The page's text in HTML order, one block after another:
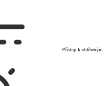
Přístup k oblíbeným